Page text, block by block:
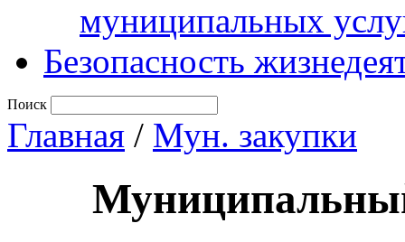
муниципальных
Безопасность
Поиск
Главная / Мун. закупки